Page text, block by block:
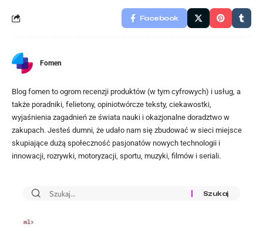
Facebook
Fomen
Blog fomen to ogrom recenzji produktów (w tym cyfrowych) i usług, a
także poradniki, felietony, opiniotwórcze teksty, ciekawostki,
wyjaśnienia zagadnień ze świata nauki i okazjonalne doradztwo w
zakupach. Jesteś dumni, że udało nam się zbudować w sieci miejsce
skupiające dużą społeczność pasjonatów nowych technologii i
innowacji, rozrywki, motoryzacji, sportu, muzyki, filmów i seriali.